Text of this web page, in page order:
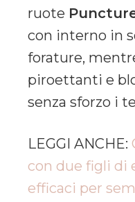
ruote
con interno in
forature,
piroettanti e
senza sforzo i
LEGGI ANCHE:
con due figli di
efficaci per